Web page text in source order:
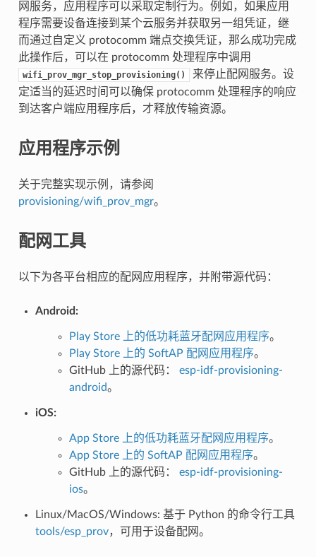
网服务，应用程序可以采取定制行为。例如，如果应用
程序需要设备连接到某个云服务并获取另一组凭证，继
而通过自定义 protocomm 端点交换凭证，那么成功完成
此操作后，可以在 protocomm 处理程序中调用
wifi_prov_mgr_stop_provisioning()
来停止配网服务。设
定适当的延迟时间可以确保 protocomm 处理程序的响应
到达客户端应用程序后，才释放传输资源。
应用程序示例
关于完整实现示例，请参阅
provisioning/wifi_prov_mgr。
配网工具
以下为各平台相应的配网应用程序，并附带源代码：
Android:
Play Store 上的低功耗蓝牙配网应用程序。
Play Store 上的 SoftAP 配网应用程序。
GitHub 上的源代码： esp-idf-provisioning-
android。
iOS:
App Store 上的低功耗蓝牙配网应用程序。
App Store 上的 SoftAP 配网应用程序。
GitHub 上的源代码： esp-idf-provisioning-
ios。
Linux/MacOS/Windows: 基于 Python 的命令行工具
tools/esp_prov，可用于设备配网。